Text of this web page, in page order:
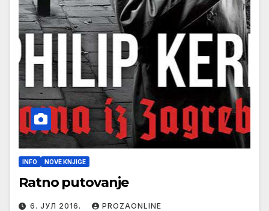
INFO NOVE KNJIGE
Ratno putovanje
6. ЈУЛ 2016. PROZAONLINE